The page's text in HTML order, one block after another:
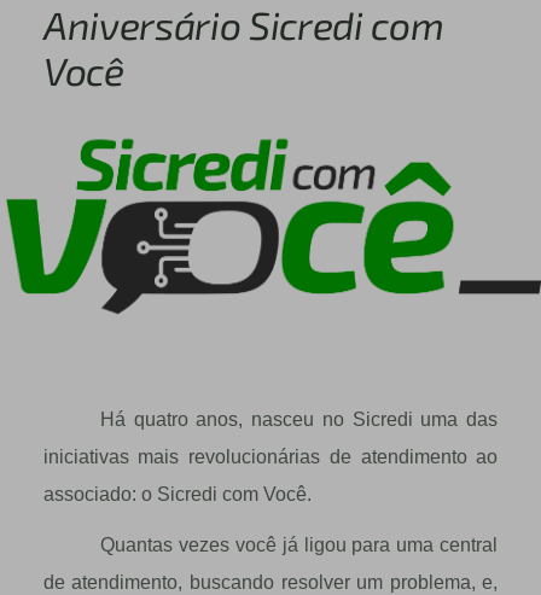
Aniversário Sicredi com
Você
Há quatro anos, nasceu no Sicredi uma das
iniciativas mais revolucionárias de atendimento ao
associado: o Sicredi com Você.
Quantas vezes você já ligou para uma central
de atendimento, buscando resolver um problema, e,